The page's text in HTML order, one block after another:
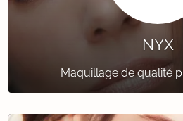
NYX
Maquillage de qualité